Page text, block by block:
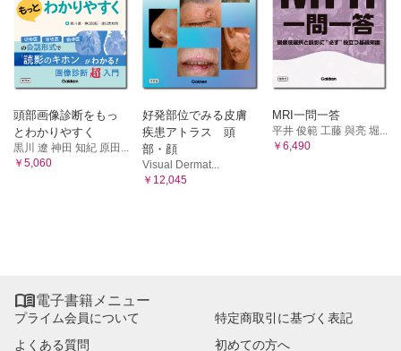
頭部画像診断をもっ
とわかりやすく
黒川 遼 神田 知紀 原田...
￥5,060
好発部位でみる皮膚
疾患アトラス 頭
部・顔
Visual Dermat...
￥12,045
MRI一問一答
平井 俊範 工藤 與亮 堀...
￥6,490
電子書籍メニュー
プライム会員について
特定商取引に基づく表記
よくある質問
初めての方へ